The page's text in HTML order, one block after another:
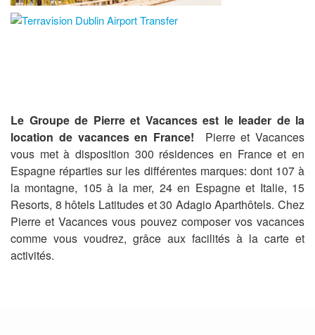
Le Groupe de Pierre et Vacances est le leader de la
location de vacances en France!
Pierre et Vacances
vous met à disposition 300 résidences en France et en
Espagne réparties sur les différentes marques: dont 107 à
la montagne, 105 à la mer, 24 en Espagne et Italie, 15
Resorts, 8 hôtels Latitudes et 30 Adagio Aparthôtels. Chez
Pierre et Vacances vous pouvez composer vos vacances
comme vous voudrez, grâce aux facilités à la carte et
activités.